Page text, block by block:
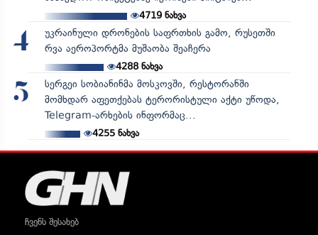
4719ნახვა
4
უკრაინული დრონების საფრთხის გამო, რუსეთში
რვა აეროპორტმა მუშაობა შეაჩერა
4288ნახვა
5
სერგეი სობიანინმა მოსკოვში, რესტორანში
მომხდარ აფეთქებას ტერორისტული აქტი უწოდა,
Telegram-არხების ინფორმაც...
4255ნახვა
ჩვენს შესახებ